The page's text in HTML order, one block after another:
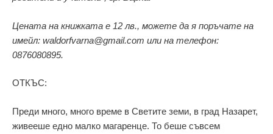
Цената на книжката е 12 лв., можете да я поръчате на
имейл: waldorfvarna@gmail.com или на телефон:
0876080895.
ОТКЪС:
Преди много, много време в Светите земи, в град Назарет,
живееше едно малко магаренце. То беше съвсем